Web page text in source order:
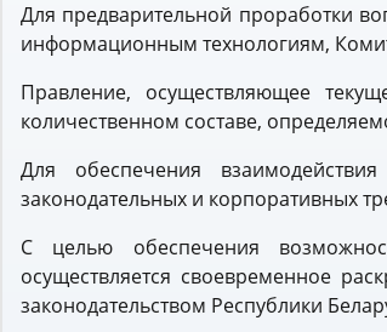
Для предварительной проработки
информационным технологиям,
Правление, осуществляющее
количественном составе,
Для обеспечения
законодательных и корпоративных
С целью обеспечения
осуществляется своевременное
законодательством Республики